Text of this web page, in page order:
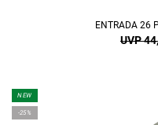
ENTRADA 26
UVP
NEW
-25%